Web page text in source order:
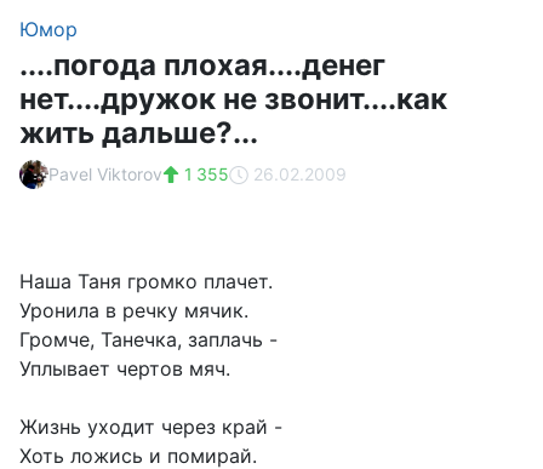
Юмор
....погода плохая....денег
нет....дружок не звонит....как
жить дальше?...
Pavel Viktorov 1 355 26.02.2009
Наша Таня громко плачет.
Уронила в речку мячик.
Громче, Танечка, заплачь -
Уплывает чертов мяч.
Жизнь уходит через край -
Хоть ложись и помирай.